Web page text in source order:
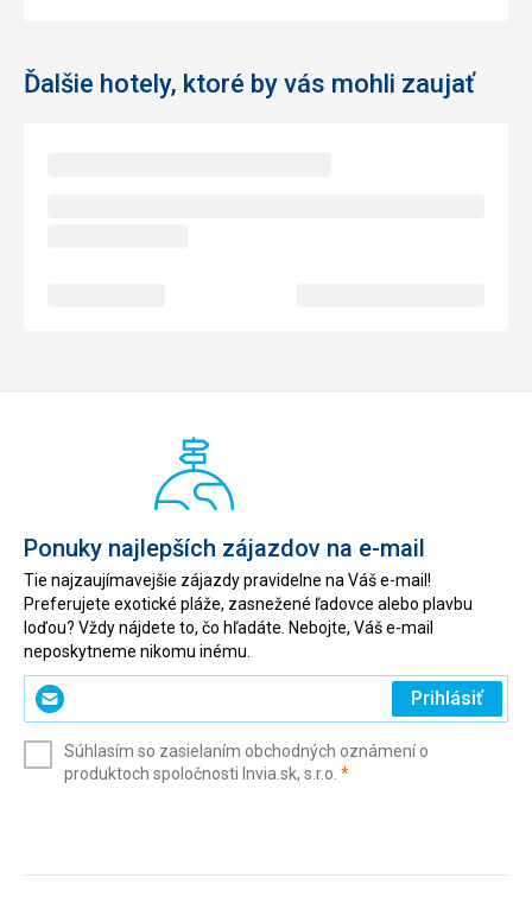
Ďalšie hotely, ktoré by vás mohli zaujať
Ponuky najlepších zájazdov na e-mail
Tie najzaujímavejšie zájazdy pravidelne na Váš e-mail!
Preferujete exotické pláže, zasnežené ľadovce alebo plavbu
loďou? Vždy nájdete to, čo hľadáte. Nebojte, Váš e-mail
neposkytneme nikomu inému.
Zadajte
svoj
(povinné)
Prihlásiť
Súhlasím so zasielaním obchodných oznámení o
produktoch spoločnosti Invia.sk, s.r.o. *(povinné)